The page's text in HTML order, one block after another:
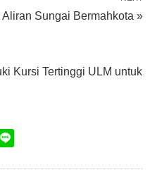
Aliran Sungai Bermahkota »
Kursi Tertinggi ULM untuk